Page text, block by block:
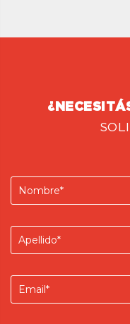
Nombre
Apellido
Email